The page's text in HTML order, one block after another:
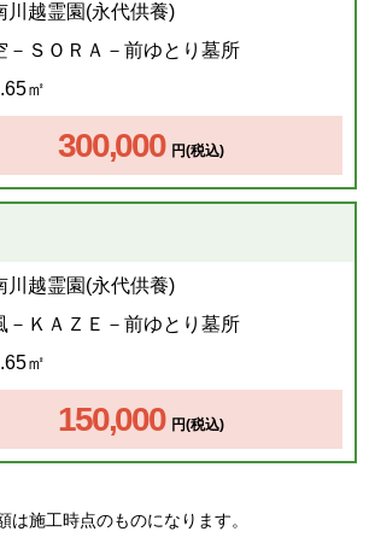
川越霊園(永代供養)
－ＳＯＲＡ－前ゆとり墓所
㎡
300,000 円(税込)
川越霊園(永代供養)
－ＫＡＺＥ－前ゆとり墓所
㎡
150,000 円(税込)
は施工時点のものになります。